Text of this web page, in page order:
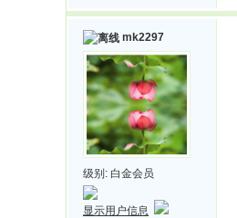
mk2297
级别: 白金会员
显示用户信息